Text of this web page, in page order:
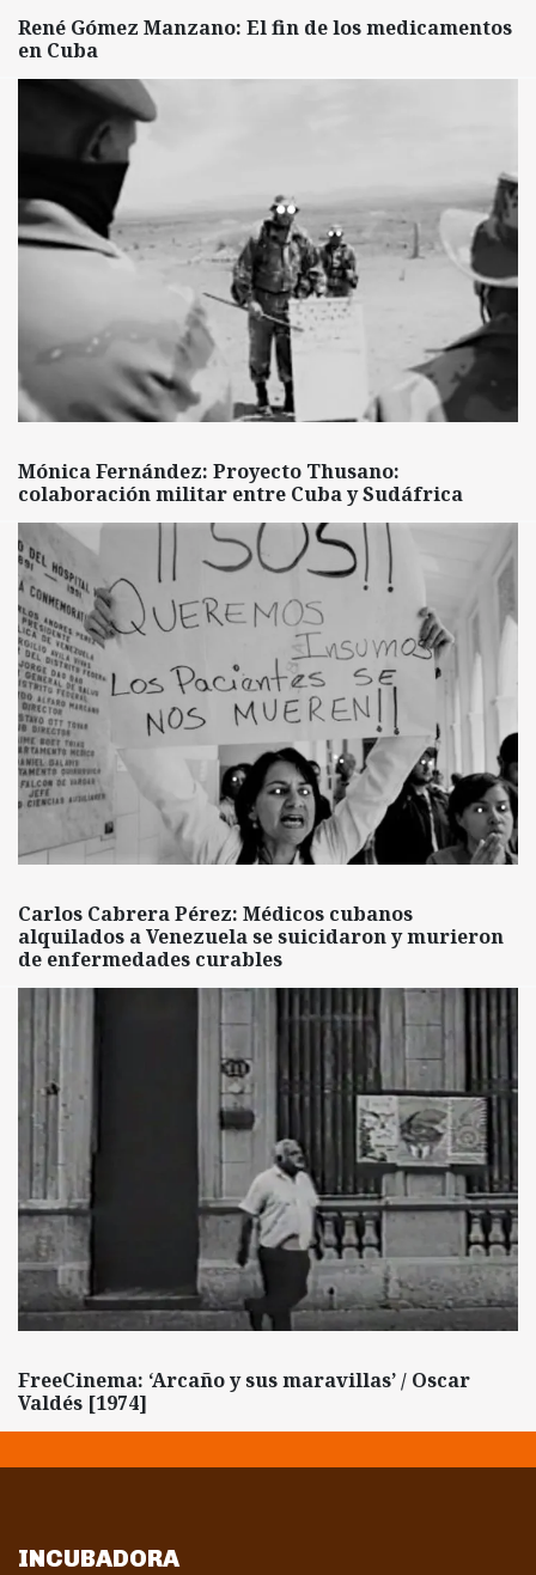
René Gómez Manzano: El fin de los medicamentos
en Cuba
Mónica Fernández: Proyecto Thusano:
colaboración militar entre Cuba y Sudáfrica
Carlos Cabrera Pérez: Médicos cubanos
alquilados a Venezuela se suicidaron y murieron
de enfermedades curables
FreeCinema: ‘Arcaño y sus maravillas’ / Oscar
Valdés [1974]
INCUBADORA